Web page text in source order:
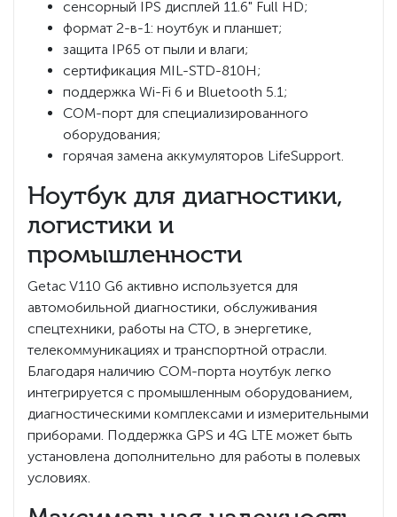
сенсорный IPS дисплей 11.6" Full HD;
формат 2-в-1: ноутбук и планшет;
защита IP65 от пыли и влаги;
сертификация MIL-STD-810H;
поддержка Wi-Fi 6 и Bluetooth 5.1;
COM-порт для специализированного
оборудования;
горячая замена аккумуляторов LifeSupport.
Ноутбук для диагностики,
логистики и
промышленности
Getac V110 G6 активно используется для
автомобильной диагностики, обслуживания
спецтехники, работы на СТО, в энергетике,
телекоммуникациях и транспортной отрасли.
Благодаря наличию COM-порта ноутбук легко
интегрируется с промышленным оборудованием,
диагностическими комплексами и измерительными
приборами. Поддержка GPS и 4G LTE может быть
установлена дополнительно для работы в полевых
условиях.